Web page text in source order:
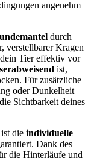
angenehm
durch
verstellbarer Kragen
Tier effektiv vor
ist,
Für zusätzliche
oder Dunkelheit
Sichtbarkeit deines
die individuelle
Dank des
die Hinterläufe und